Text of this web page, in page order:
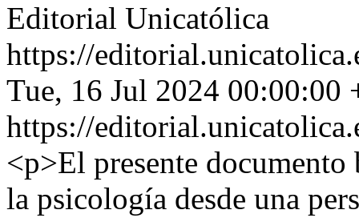
Editorial Unicatólica
https://
Tue, 16 Jul 2024 00:00:00
https://
<p>El presente
la psicología desde una